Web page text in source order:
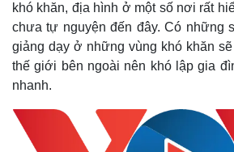
Khởi nghiệp
Tiêu
Tỷ giá
Chứng
Giá cà
khó khăn, địa hình ở một số nơi rất
chưa tự nguyện đến đây. Có những
giảng dạy ở những vùng khó khăn
thế giới bên ngoài nên khó lập gia
nhanh.